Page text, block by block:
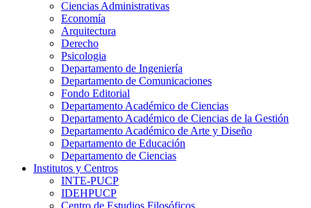
Ciencias Administrativas
Economía
Arquitectura
Derecho
Psicologia
Departamento de Ingeniería
Departamento de Comunicaciones
Fondo Editorial
Departamento Académico de Ciencias
Departamento Académico de Ciencias de la Gestión
Departamento Académico de Arte y Diseño
Departamento de Educación
Departamento de Ciencias
Institutos y Centros
INTE-PUCP
IDEHPUCP
Centro de Estudios Filosóficos